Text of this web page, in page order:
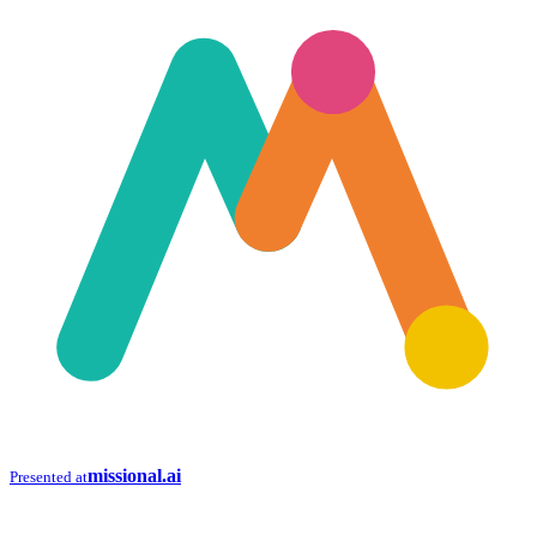
Presented atmissional.ai